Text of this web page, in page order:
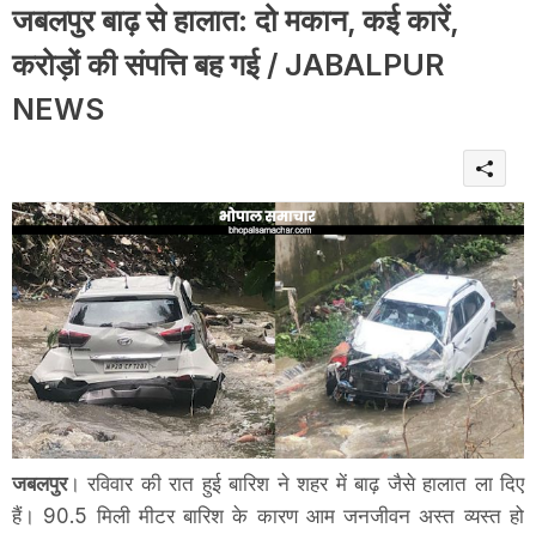
जबलपुर बाढ़ से हालात: दो मकान, कई कारें,
करोड़ों की संपत्ति बह गई / JABALPUR
NEWS
जबलपुर। रविवार की रात हुई बारिश ने शहर में बाढ़ जैसे हालात ला दिए
हैं। 90.5 मिली मीटर बारिश के कारण आम जनजीवन अस्त व्यस्त हो